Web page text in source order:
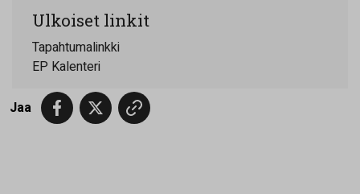
Ulkoiset linkit
Tapahtumalinkki
EP Kalenteri
Jaa